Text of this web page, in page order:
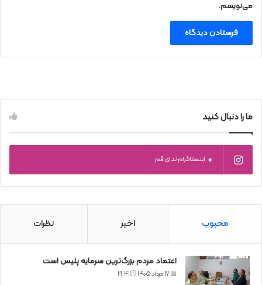
می‌نویسم.
ما را دنبال کنید
0 اینستاگرام ندای قم
محبوب اخیر نظرات
اعتماد مردم بزرگ‌ترین سرمایه پلیس است
📅 17 مرداد 1405 🕙21:41